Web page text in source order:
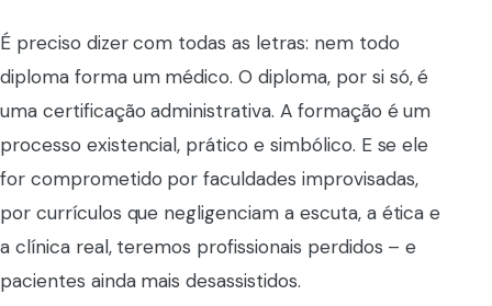
É preciso dizer com todas as letras: nem todo
diploma forma um médico. O diploma, por si só, é
uma certificação administrativa. A formação é um
processo existencial, prático e simbólico. E se ele
for comprometido por faculdades improvisadas,
por currículos que negligenciam a escuta, a ética e
a clínica real, teremos profissionais perdidos – e
pacientes ainda mais desassistidos.